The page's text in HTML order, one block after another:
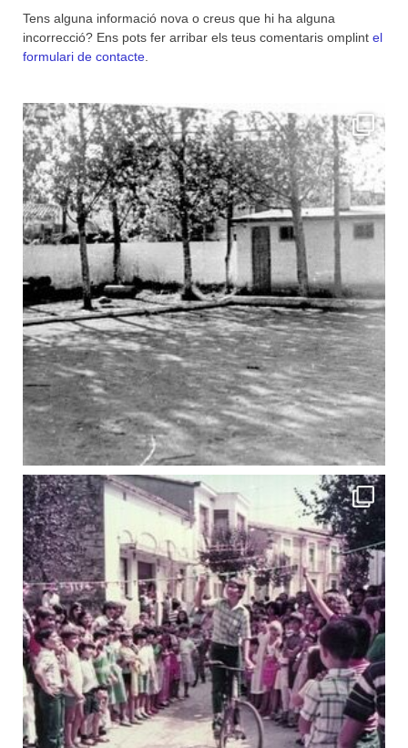
Tens alguna informació nova o creus que hi ha alguna
incorrecció? Ens pots fer arribar els teus comentaris omplint el
formulari de contacte